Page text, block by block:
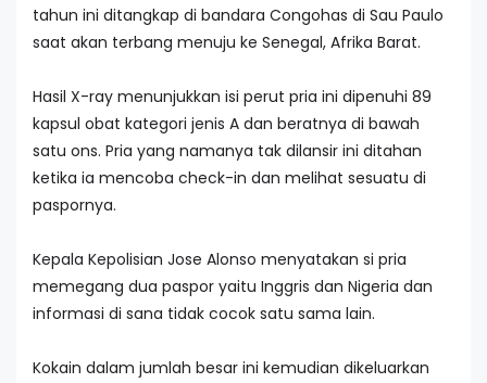
tahun ini ditangkap di bandara Congohas di Sau Paulo
saat akan terbang menuju ke Senegal, Afrika Barat.
Hasil X-ray menunjukkan isi perut pria ini dipenuhi 89
kapsul obat kategori jenis A dan beratnya di bawah
satu ons. Pria yang namanya tak dilansir ini ditahan
ketika ia mencoba check-in dan melihat sesuatu di
paspornya.
Kepala Kepolisian Jose Alonso menyatakan si pria
memegang dua paspor yaitu Inggris dan Nigeria dan
informasi di sana tidak cocok satu sama lain.
Kokain dalam jumlah besar ini kemudian dikeluarkan